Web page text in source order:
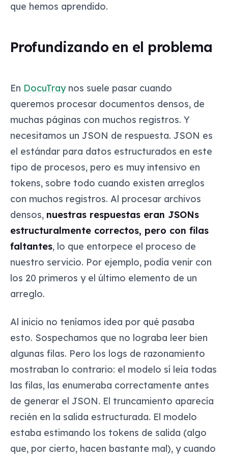
que hemos aprendido.
Profundizando en el problema
En DocuTraynos suele pasar cuando
queremos procesar documentos densos, de
muchas páginas con muchos registros. Y
necesitamos un JSON de respuesta. JSON es
el estándar para datos estructurados en este
tipo de procesos, pero es muy intensivo en
tokens, sobre todo cuando existen arreglos
con muchos registros. Al procesar archivos
densos, nuestras respuestas eran JSONs
estructuralmente correctos, pero con filas
faltantes, lo que entorpece el proceso de
nuestro servicio. Por ejemplo, podía venir con
los 20 primeros y el último elemento de un
arreglo.
Al inicio no teníamos idea por qué pasaba
esto. Sospechamos que no lograba leer bien
algunas filas. Pero los logs de razonamiento
mostraban lo contrario: el modelo sí leía todas
las filas, las enumeraba correctamente antes
de generar el JSON. El truncamiento aparecía
recién en la salida estructurada. El modelo
estaba estimando los tokens de salida (algo
que, por cierto, hacen bastante mal), y cuando